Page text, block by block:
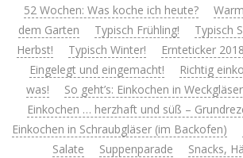
52 Wochen: Was koche ich heute?
dem Garten
Typisch Frühling! Typisch
Herbst!
Typisch Winter! Ernteticker 2018
Eingelegt und eingemacht!
Richtig
was!
So geht’s: Einkochen in
Einkochen … herzhaft und süß –
Einkochen in Schraubgläser (im Backofen)
Salate
Suppenparade
Snacks,